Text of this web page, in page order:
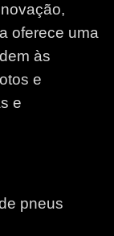
oferece uma
às
e
e
pneus